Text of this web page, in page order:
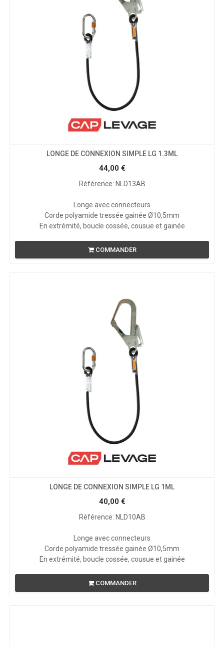
LONGE DE CONNEXION SIMPLE LG 1.3ML
44,00€
Référence: NLD13AB
Longe avec connecteurs
Corde polyamide tressée gainée Ø10,5mm
En extrémité, boucle cossée, cousue et gainée
COMMANDER
LONGE DE CONNEXION SIMPLE LG 1ML
40,00€
Référence: NLD10AB
Longe avec connecteurs
Corde polyamide tressée gainée Ø10,5mm
En extrémité, boucle cossée, cousue et gainée
COMMANDER